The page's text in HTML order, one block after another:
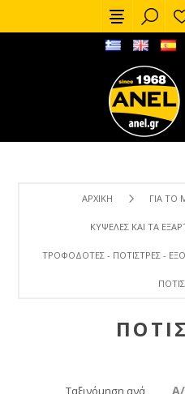
ΑΡΧΙΚΉ ΓΙΑ ΤΟ
ΚΥΨΈΛΕΣ ΚΑΙ ΤΑ
ΤΡΟΦΟΔΌΤΕΣ - ΠΟΤΊΣΤΡΕΣ -
Ταξινόμηση ανά